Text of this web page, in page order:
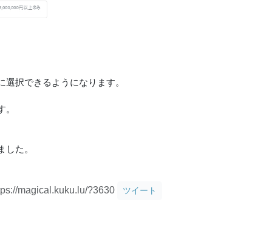
択できるようになります。
た。
magical.kuku.lu/?3630 ツイート